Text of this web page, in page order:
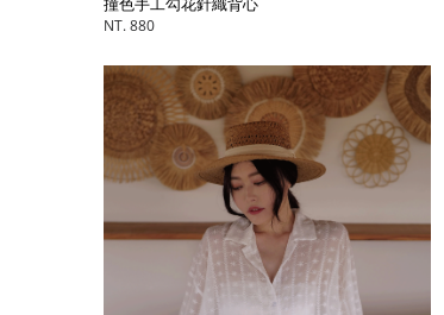
NT. 880